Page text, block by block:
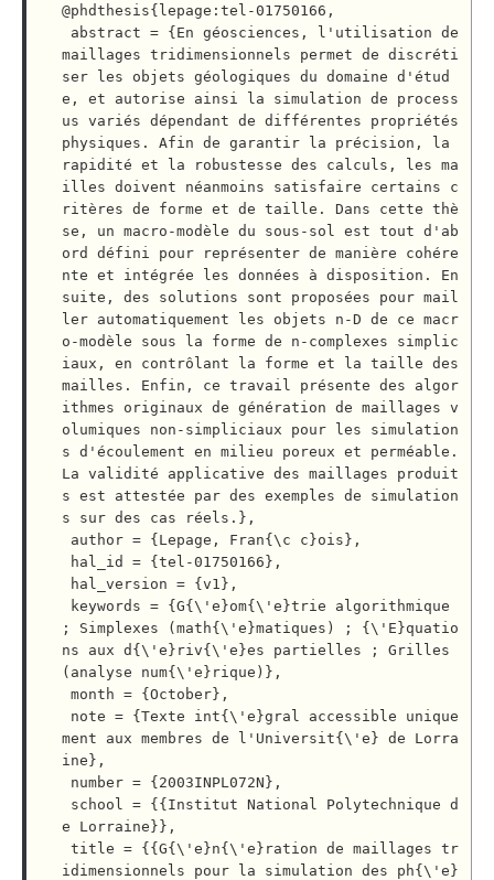
@phdthesis{lepage:tel-01750166,
maillages tridimensionnels permet de discréti
ser les objets géologiques du domaine d'étud
e, et autorise ainsi la simulation de process
us variés dépendant de différentes propriétés
physiques. Afin de garantir la précision, la
rapidité et la robustesse des calculs, les ma
illes doivent néanmoins satisfaire certains c
ritères de forme et de taille. Dans cette thè
se, un macro-modèle du sous-sol est tout d'ab
ord défini pour représenter de manière cohére
nte et intégrée les données à disposition. En
suite, des solutions sont proposées pour mail
ler automatiquement les objets n-D de ce macr
o-modèle sous la forme de n-complexes simplic
iaux, en contrôlant la forme et la taille des
mailles. Enfin, ce travail présente des algor
ithmes originaux de génération de maillages v
olumiques non-simpliciaux pour les simulation
s d'écoulement en milieu poreux et perméable.
La validité applicative des maillages produit
s est attestée par des exemples de simulation
s sur des cas réels.},
; Simplexes (math{\'e}matiques) ; {\'E}quatio
ns aux d{\'e}riv{\'e}es partielles ; Grilles
(analyse num{\'e}rique)},
ment aux membres de l'Universit{\'e} de Lorra
ine},
e Lorraine}},
idimensionnels pour la simulation des ph{\'e}